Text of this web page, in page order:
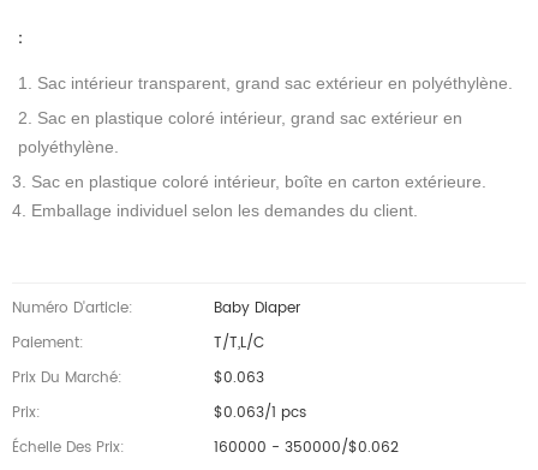
：
1. Sac intérieur transparent, grand sac extérieur en polyéthylène.
2. Sac en plastique coloré intérieur, grand sac extérieur en
polyéthylène.
3. Sac en plastique coloré intérieur, boîte en carton extérieure.
4. Emballage individuel selon les demandes du client.
Numéro D'article:
Baby Diaper
Paiement:
T/T,L/C
Prix Du Marché:
$0.063
Prix:
$0.063/1 pcs
Échelle Des Prix:
160000 - 350000/$0.062